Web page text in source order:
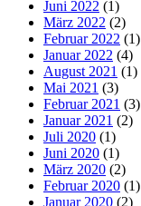
Juni 2022 (1)
März 2022 (2)
Februar 2022 (1)
Januar 2022 (4)
August 2021 (1)
Mai 2021 (3)
Februar 2021 (3)
Januar 2021 (2)
Juli 2020 (1)
Juni 2020 (1)
März 2020 (2)
Februar 2020 (1)
Januar 2020 (2)